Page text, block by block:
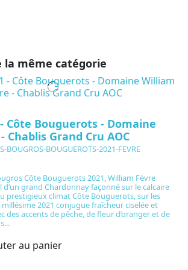
la même catégorie
Côte Bouguerots - Domaine
Chablis Grand Cru AOC
BOUGROS-BOUGUEROTS-2021-FEVRE
Côte Bouguerots 2021, William Fèvre
d’un grand Chardonnay façonné sur le calcaire
prestigieux climat Côte Bouguerots, sur les
millésime 2021 conjugue fraîcheur ciselée et
des accents de pêche, de fleur d’oranger et de
au panier